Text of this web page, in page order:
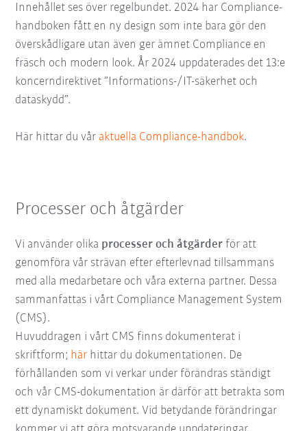
Innehållet ses över regelbundet. 2024 har Compliance-
handboken fått en ny design som inte bara gör den
överskådligare utan även ger ämnet Compliance en
fräsch och modern look. År 2024 uppdaterades det 13:e
koncerndirektivet ”Informations-/IT-säkerhet och
dataskydd”.
Här hittar du vår aktuella Compliance-handbok.
Processer och åtgärder
Vi använder olika processer och åtgärder för att
genomföra vår strävan efter efterlevnad tillsammans
med alla medarbetare och våra externa partner. Dessa
sammanfattas i vårt Compliance Management System
(CMS).
Huvuddragen i vårt CMS finns dokumenterat i
skriftform; här hittar du dokumentationen. De
förhållanden som vi verkar under förändras ständigt
och vår CMS-dokumentation är därför att betrakta som
ett dynamiskt dokument. Vid betydande förändringar